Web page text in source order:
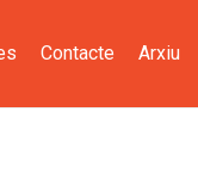
Contacte Arxiu